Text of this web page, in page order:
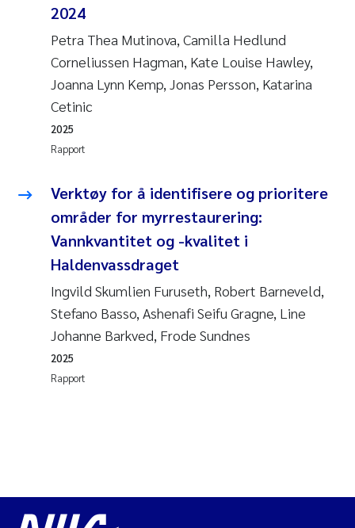
2024
Petra Thea Mutinova, Camilla Hedlund
Corneliussen Hagman, Kate Louise Hawley,
Joanna Lynn Kemp, Jonas Persson, Katarina
Cetinic
Rapport
2025
Verktøy for å identifisere og prioritere
områder for myrrestaurering:
Vannkvantitet og -kvalitet i
Haldenvassdraget
Ingvild Skumlien Furuseth, Robert Barneveld,
Stefano Basso, Ashenafi Seifu Gragne, Line
Johanne Barkved, Frode Sundnes
Rapport
2025